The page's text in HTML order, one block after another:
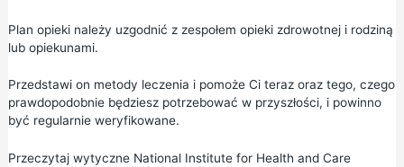
Plan opiekinależy uzgodnić z zespołem opieki zdrowotnej i rodziną
lub opiekunami.
Przedstawi on metody leczenia i pomoże Ci teraz oraz tego, czego
prawdopodobnie będziesz potrzebować w przyszłości, i powinno
być regularnie weryfikowane.
Przeczytaj wytyczne National Institute for Health and Care